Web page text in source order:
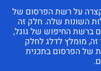
על רשת הפרסום של
השונות שלה. חלק זה
ברשת החיפוש של גוגל,
מומלץ לדלג לחלק
של הפרסום בתכנית